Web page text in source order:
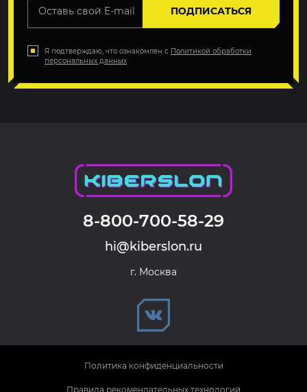
ПОДПИСАТЬСЯ
Я подтверждаю, что ознакомлен с Политикой обработки
персональных данных
8-800-700-58-29
hi@kiberslon.ru
г. Москва
Политика конфиденциальности
Правила рекомендательных технологий